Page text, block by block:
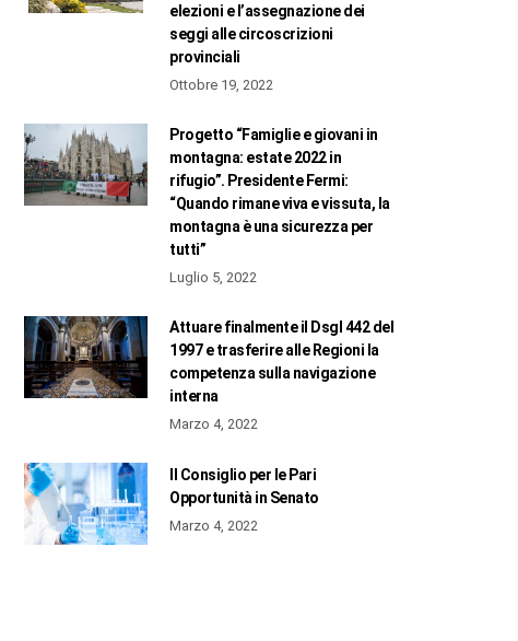
elezioni e l’assegnazione dei
seggi alle circoscrizioni
provinciali
Ottobre 19, 2022
Progetto “Famiglie e giovani in
montagna: estate 2022 in
rifugio”. Presidente Fermi:
“Quando rimane viva e vissuta, la
montagna è una sicurezza per
tutti”
Luglio 5, 2022
Attuare finalmente il Dsgl 442 del
1997 e trasferire alle Regioni la
competenza sulla navigazione
interna
Marzo 4, 2022
Il Consiglio per le Pari
Opportunità in Senato
Marzo 4, 2022